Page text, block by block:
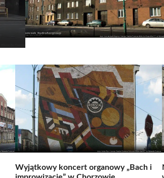
Wyjątkowy koncert organowy „Bach i